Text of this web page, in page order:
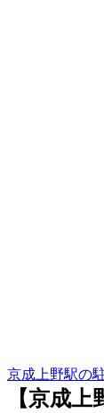
京成上野駅の
【京成